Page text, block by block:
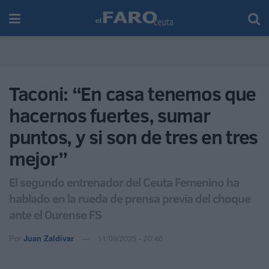
Taconi: “En casa tenemos que
hacernos fuertes, sumar
puntos, y si son de tres en tres
mejor”
El segundo entrenador del Ceuta Femenino ha
hablado en la rueda de prensa previa del choque
ante el Ourense FS
Por Juan Zaldívar 11/09/2025 - 20:46